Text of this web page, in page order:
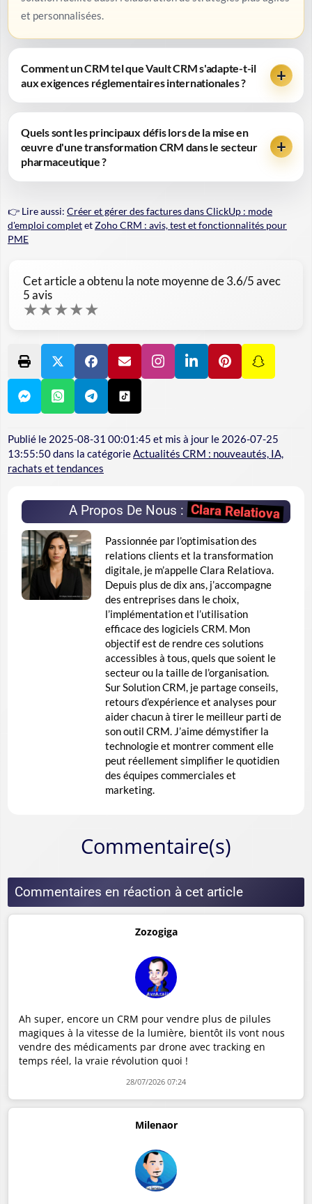
et personnalisées.
Comment un CRM tel que Vault CRM s'adapte-t-il
aux exigences réglementaires internationales ?
Quels sont les principaux défis lors de la mise en
œuvre d'une transformation CRM dans le secteur
pharmaceutique ?
👉 Lire aussi: Créer et gérer des factures dans ClickUp : mode
d'emploi completetZoho CRM : avis, test et fonctionnalités pour
PME
Cet article a obtenu la note moyenne de3.6/5 avec
5avis
★★★★★
Publié le 2025-08-31 00:01:45 et mis à jour le 2026-07-25
13:55:50dans la catégorie Actualités CRM : nouveautés, IA,
rachats et tendances
A Propos De Nous : Clara Relatiova
Passionnée par l’optimisation des
relations clients et la transformation
digitale, je m’appelle Clara Relatiova.
Depuis plus de dix ans, j’accompagne
des entreprises dans le choix,
l’implémentation et l’utilisation
efficace des logiciels CRM. Mon
objectif est de rendre ces solutions
accessibles à tous, quels que soient le
secteur ou la taille de l’organisation.
Sur Solution CRM, je partage conseils,
retours d’expérience et analyses pour
aider chacun à tirer le meilleur parti de
son outil CRM. J’aime démystifier la
technologie et montrer comment elle
peut réellement simplifier le quotidien
des équipes commerciales et
marketing.
Commentaire(s)
Commentaires en réaction à cet article
Zozogiga
Ah super, encore un CRM pour vendre plus de pilules
magiques à la vitesse de la lumière, bientôt ils vont nous
vendre des médicaments par drone avec tracking en
temps réel, la vraie révolution quoi !
28/07/2026 07:24
Milenaor